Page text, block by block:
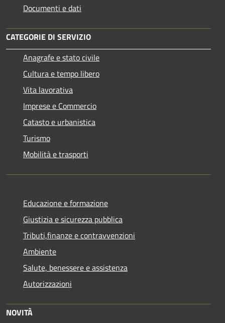
Documenti e dati
CATEGORIE DI SERVIZIO
Anagrafe e stato civile
Cultura e tempo libero
Vita lavorativa
Imprese e Commercio
Catasto e urbanistica
Turismo
Mobilità e trasporti
Educazione e formazione
Giustizia e sicurezza pubblica
Tributi,finanze e contravvenzioni
Ambiente
Salute, benessere e assistenza
Autorizzazioni
NOVITÀ